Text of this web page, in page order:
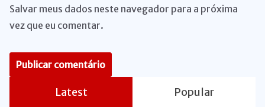
Salvar meus dados neste navegador para a próxima
vez que eu comentar.
Latest Popular